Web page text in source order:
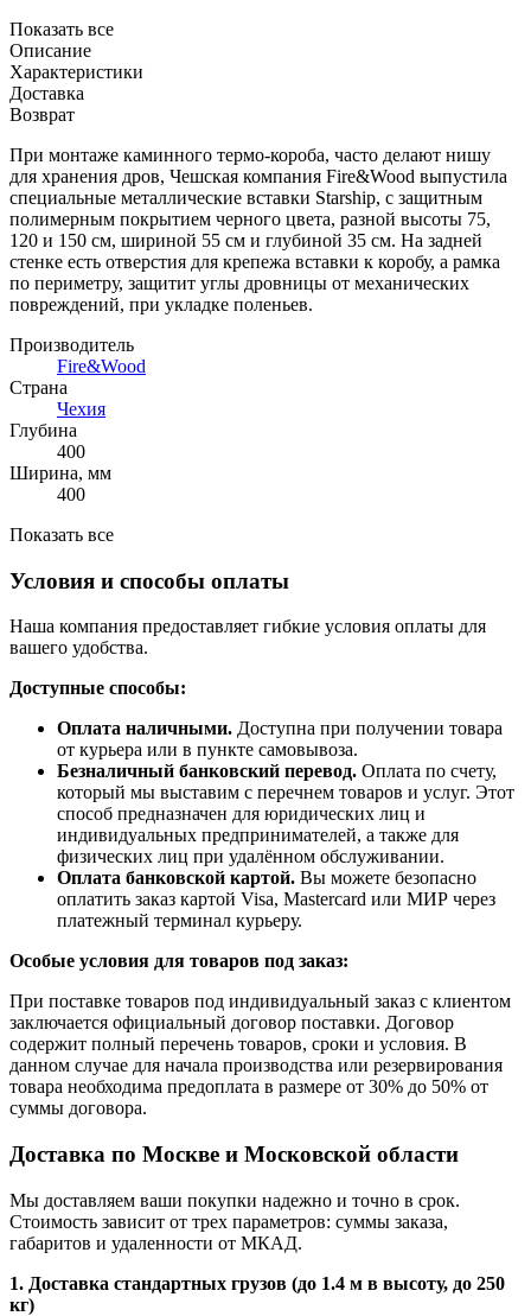
Показать все
Описание
Характеристики
Доставка
Возврат
При монтаже каминного термо-короба, часто делают нишу
для хранения дров, Чешская компания Fire&Wood выпустила
специальные металлические вставки Starship, с защитным
полимерным покрытием черного цвета, разной высоты 75,
120 и 150 см, шириной 55 см и глубиной 35 см. На задней
стенке есть отверстия для крепежа вставки к коробу, а рамка
по периметру, защитит углы дровницы от механических
повреждений, при укладке поленьев.
Производитель
Fire&Wood
Страна
Чехия
Глубина
400
Ширина, мм
400
Показать все
Условия и способы оплаты
Наша компания предоставляет гибкие условия оплаты для
вашего удобства.
Доступные способы:
Оплата наличными. Доступна при получении товара
от курьера или в пункте самовывоза.
Безналичный банковский перевод. Оплата по счету,
который мы выставим с перечнем товаров и услуг. Этот
способ предназначен для юридических лиц и
индивидуальных предпринимателей, а также для
физических лиц при удалённом обслуживании.
Оплата банковской картой. Вы можете безопасно
оплатить заказ картой Visa, Mastercard или МИР через
платежный терминал курьеру.
Особые условия для товаров под заказ:
При поставке товаров под индивидуальный заказ с клиентом
заключается официальный договор поставки. Договор
содержит полный перечень товаров, сроки и условия. В
данном случае для начала производства или резервирования
товара необходима предоплата в размере от 30% до 50% от
суммы договора.
Доставка по Москве и Московской области
Мы доставляем ваши покупки надежно и точно в срок.
Стоимость зависит от трех параметров: суммы заказа,
габаритов и удаленности от МКАД.
1. Доставка стандартных грузов (до 1.4 м в высоту, до 250
кг)